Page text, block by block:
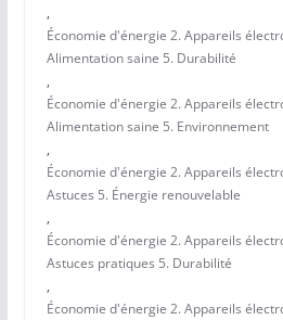
,
Économie d'énergie 2. Appareils
Alimentation saine 5. Durabilité
,
Économie d'énergie 2. Appareils
Alimentation saine 5. Environnement
,
Économie d'énergie 2. Appareils
Astuces 5. Énergie renouvelable
,
Économie d'énergie 2. Appareils
Astuces pratiques 5. Durabilité
,
Économie d'énergie 2. Appareils